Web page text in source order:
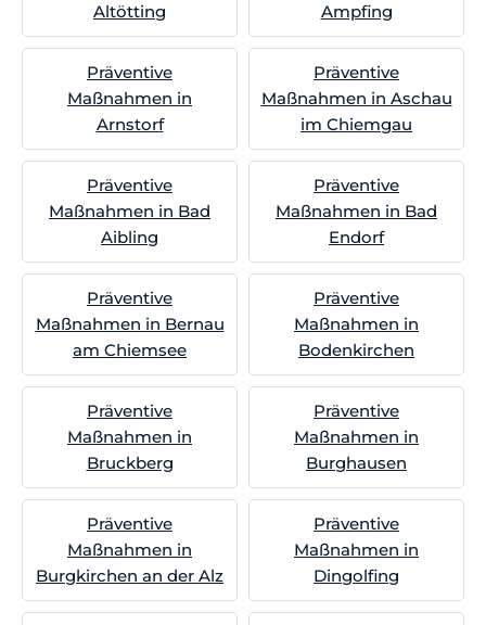
Altötting Ampfing
Präventive
Maßnahmen in
Arnstorf
Präventive
Maßnahmen in Aschau
im Chiemgau
Präventive
Maßnahmen in Bad
Aibling
Präventive
Maßnahmen in Bad
Endorf
Präventive
Maßnahmen in Bernau
am Chiemsee
Präventive
Maßnahmen in
Bodenkirchen
Präventive
Maßnahmen in
Bruckberg
Präventive
Maßnahmen in
Burghausen
Präventive
Maßnahmen in
Burgkirchen an der Alz
Präventive
Maßnahmen in
Dingolfing